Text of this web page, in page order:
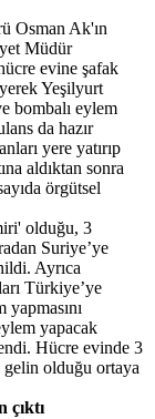
Osman Ak'ın
Müdür
evine şafak
Yeşilyurt
bombalı eylem
da hazır
yere yatırıp
aldıktan sonra
örgütsel
olduğu, 3
Suriye’ye
Ayrıca
Türkiye’ye
yapacak
Hücre evinde 3
gelin olduğu ortaya
çıktı